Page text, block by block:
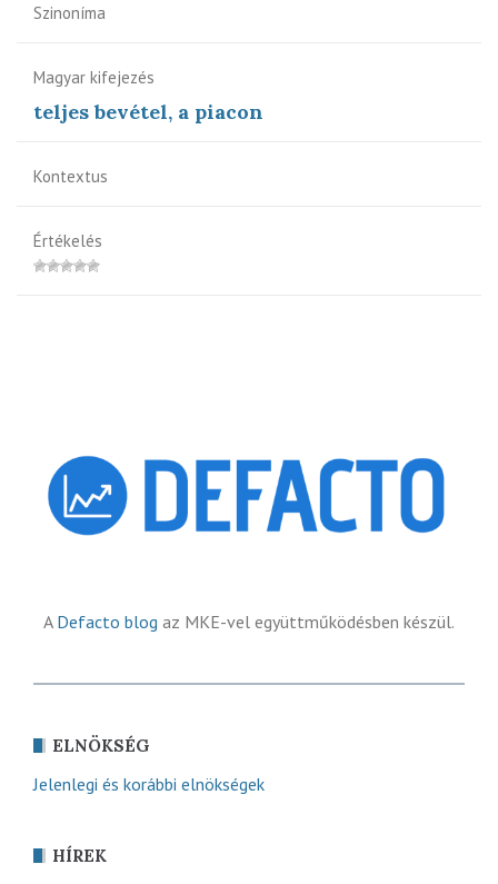
Szinoníma
Magyar kifejezés
teljes bevétel, a piacon
Kontextus
Értékelés
A Defacto blog az MKE-vel együttműködésben készül.
ELNÖKSÉG
Jelenlegi és korábbi elnökségek
HÍREK